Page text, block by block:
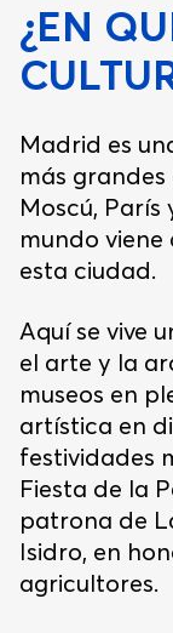
¿EN
Madrid es
más
Moscú,
mundo
esta ciudad.
Aquí se vive
el arte y la
museos en
artística en
festividades
Fiesta de la
patrona de
Isidro, en
agricultores.